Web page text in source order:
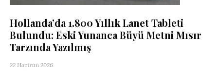
Hollanda’da 1.800 Yıllık Lanet Tableti
Bulundu: Eski Yunanca Büyü Metni Mısır
Tarzında Yazılmış
22 Haziran 2026